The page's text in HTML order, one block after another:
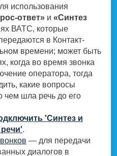
использования
ответ» и «Синтез
ВАТС, которые
в Контакт-
времени; может быть
когда во время звонка
оператора, тогда
какие вопросы
чем шла речь до его
'Синтез и
.
— для передачи
диалогов в